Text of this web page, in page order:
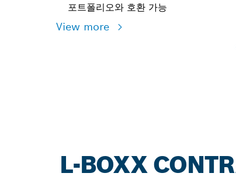
포트폴리오와 호환 가능
View more
L-BOXX